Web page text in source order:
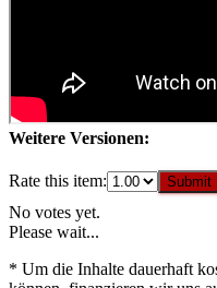
Weitere Versionen:
Rate this item: Submit
No votes yet.
Please wait...
* Um die Inhalte dauerhaft